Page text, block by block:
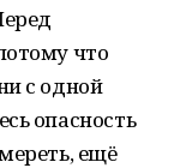
что
с одной
опасность
ещё